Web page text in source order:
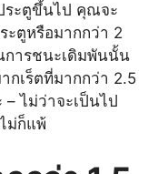
ระตูขึ้นไป คุณจะ
ะตูหรือมากกว่า 2
การชนะเดิมพันนั้น
กเร็ตที่มากกว่า 2.5
ไม่ว่าจะเป็นไป
ม่ก็แพ้